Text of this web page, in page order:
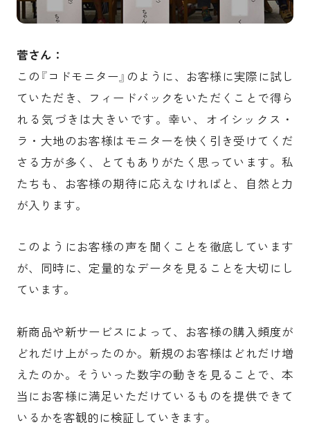
菅さん：
この『コドモニター』のように、お客様に実際に試し
ていただき、フィードバックをいただくことで得ら
れる気づきは大きいです。幸い、オイシックス・
ラ・大地のお客様はモニターを快く引き受けてくだ
さる方が多く、とてもありがたく思っています。私
たちも、お客様の期待に応えなければと、自然と力
が入ります。
このようにお客様の声を聞くことを徹底しています
が、同時に、定量的なデータを見ることを大切にし
ています。
新商品や新サービスによって、お客様の購入頻度が
どれだけ上がったのか。新規のお客様はどれだけ増
えたのか。そういった数字の動きを見ることで、本
当にお客様に満足いただけているものを提供できて
いるかを客観的に検証していきます。